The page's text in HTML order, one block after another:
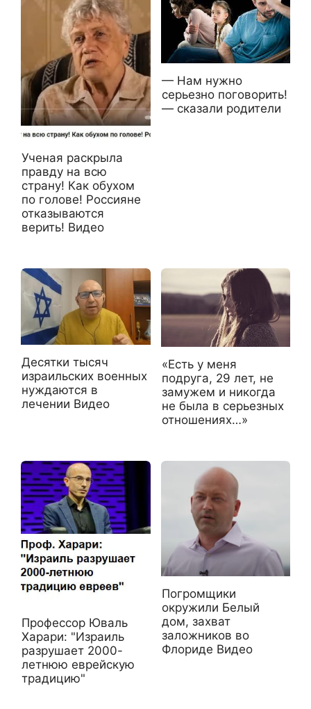
Ученая раскрыла
правду на всю
страну! Как обухом
по голове! Россияне
отказываются
верить! Видео
— Нам нужно
серьезно поговорить!
— сказали родители
Десятки тысяч
израильских военных
нуждаются в
лечении Видео
«Есть у меня
подруга, 29 лет, не
замужем и никогда
не была в серьезных
отношениях…»
Профессор Юваль
Харари: "Израиль
разрушает 2000-
летнюю еврейскую
традицию"
Погромщики
окружили Белый
дом, захват
заложников во
Флориде Видео